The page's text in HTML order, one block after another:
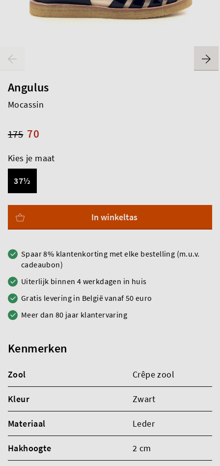
Angulus
Mocassin
70
175
Kies je maat
37½
In winkeltas
Spaar 8% klantenkorting met elke bestelling (m.u.v.
cadeaubon)
Uiterlijk binnen 4 werkdagen in huis
Gratis levering in België vanaf 50 euro
Meer dan 80 jaar klantervaring
Kenmerken
Zool Crêpe zool
Kleur Zwart
Materiaal Leder
Hakhoogte 2 cm